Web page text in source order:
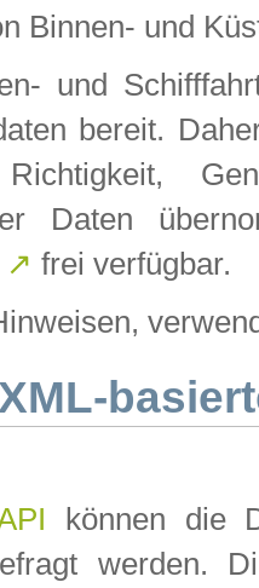
Binnen- und
und
bereit.
Daten
↗ frei verfügbar.
können die
werden.